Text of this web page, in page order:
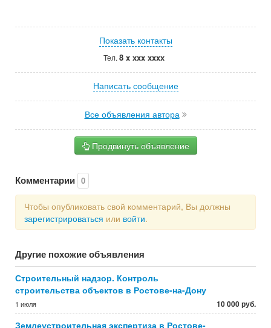
Показать контакты
Тел. 8 x xxx xxxx
Написать сообщение
Все объявления автора
Продвинуть объявление
Комментарии 0
Чтобы опубликовать свой комментарий, Вы должны
зарегистрироваться или войти.
Другие похожие объявления
Строительный надзор. Контроль
строительства объектов в Ростове-на-Дону
1 июля 10 000 руб.
Землеустроительная экспертиза в Ростове-